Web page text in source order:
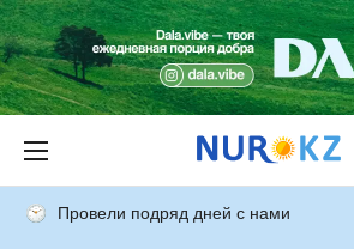
Провели подряд дней с нами